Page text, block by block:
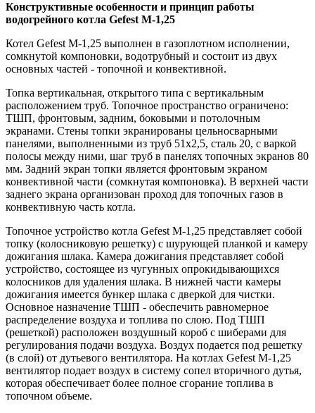
Конструктивные особенности и принцип работы
водогрейного котла Gefest M-1,25
Котел Gefest M-1,25 выполнен в газоплотном исполнении,
сомкнутой компоновки, водотрубный и состоит из двух
основных частей - топочной и конвективной.
Топка вертикальная, открытого типа с вертикальным
расположением труб. Топочное пространство ограничено:
ТШП, фронтовым, задним, боковыми и потолочным
экранами. Стены топки экранированы цельносварными
панелями, выполненными из труб 51х2,5, сталь 20, с варкой
полосы между ними, шаг труб в панелях топочных экранов 80
мм. Задний экран топки является фронтовым экраном
конвективной части (сомкнутая компоновка). В верхней части
заднего экрана организован проход для топочных газов в
конвективную часть котла.
Топочное устройство котла Gefest M-1,25 представляет собой
топку (колосниковую решетку) с шурующей планкой и камеру
дожигания шлака. Камера дожигания представляет собой
устройство, состоящее из чугунных опрокидывающихся
колосников для удаления шлака. В нижней части камеры
дожигания имеется бункер шлака с дверкой для чистки.
Основное назначение ТШП - обеспечить равномерное
распределение воздуха и топлива по слою. Под ТШП
(решеткой) расположен воздушный короб с шиберами для
регулирования подачи воздуха. Воздух подается под решетку
(в слой) от дутьевого вентилятора. На котлах Gefest M-1,25
вентилятор подает воздух в систему сопел вторичного дутья,
которая обеспечивает более полное сгорание топлива в
топочном объеме.